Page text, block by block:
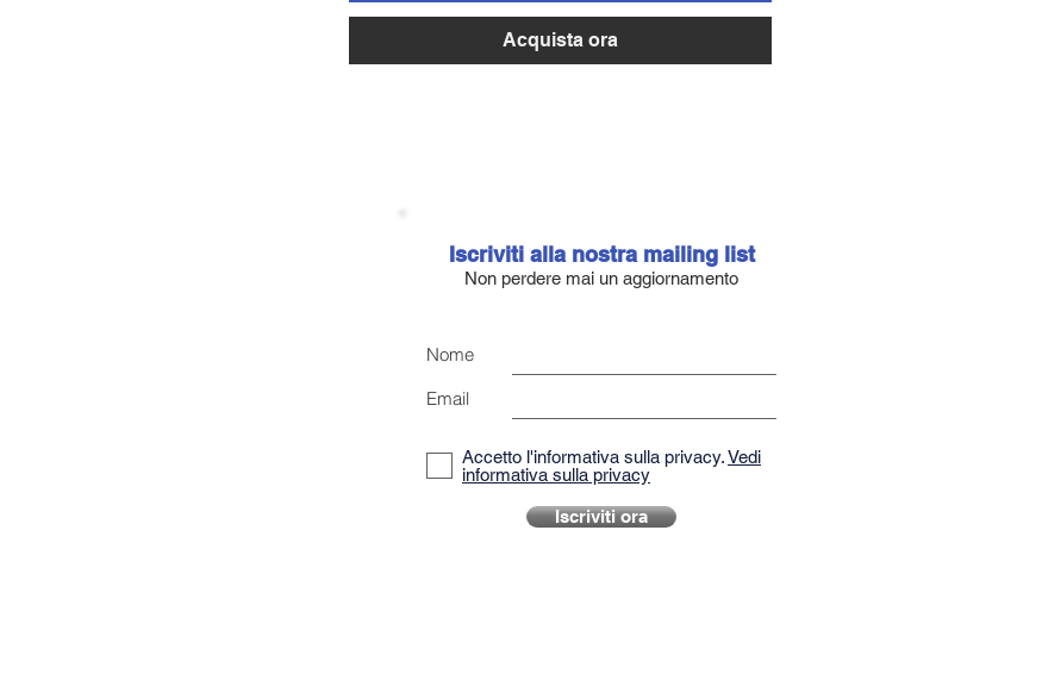
Acquista ora
Iscriviti alla nostra mailing list
Non perdere mai un aggiornamento
Nome
Email
Accetto l'informativa sulla privacy.Vedi
informativa sulla privacy
Iscriviti ora